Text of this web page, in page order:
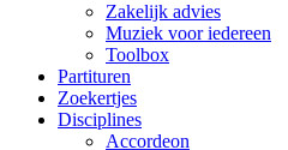
Zakelijk advies
Muziek voor iedereen
Toolbox
Partituren
Zoekertjes
Disciplines
Accordeon